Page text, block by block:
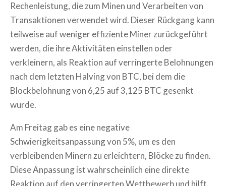
Rechenleistung, die zum Minen und Verarbeiten von
Transaktionen verwendet wird. Dieser Rückgang kann
teilweise auf weniger effiziente Miner zurückgeführt
werden, die ihre Aktivitäten einstellen oder
verkleinern, als Reaktion auf verringerte Belohnungen
nach dem letzten Halving von BTC, bei dem die
Blockbelohnung von 6,25 auf 3,125 BTC gesenkt
wurde.
Am Freitag gab es eine negative
Schwierigkeitsanpassung von 5%, um es den
verbleibenden Minern zu erleichtern, Blöcke zu finden.
Diese Anpassung ist wahrscheinlich eine direkte
Reaktion auf den verringerten Wettbewerb und hilft,